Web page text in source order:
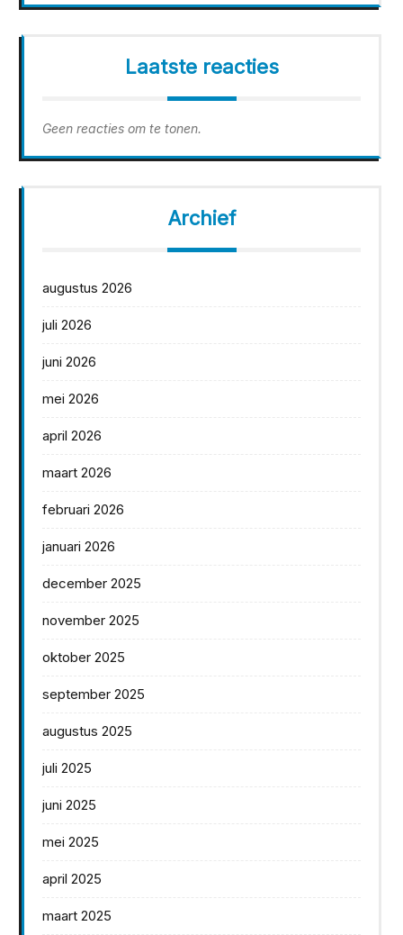
Laatste reacties
Geen reacties om te tonen.
Archief
augustus 2026
juli 2026
juni 2026
mei 2026
april 2026
maart 2026
februari 2026
januari 2026
december 2025
november 2025
oktober 2025
september 2025
augustus 2025
juli 2025
juni 2025
mei 2025
april 2025
maart 2025